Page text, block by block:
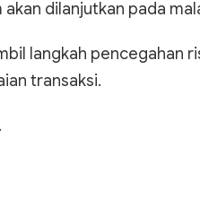
dilanjutkan pada
langkah pencegahan
transaksi.